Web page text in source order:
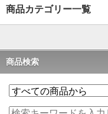
商品カテゴリー一覧
商品検索